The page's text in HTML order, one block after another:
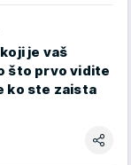
je vaš
što prvo vidite
ko ste zaista